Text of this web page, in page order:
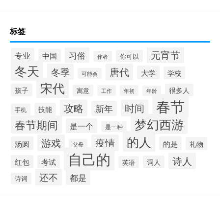
标签
专业 中国 习俗 作者 你可以 元宵节
冬天 冬季 可能会 唐代 大学
学校
孩子
宋代 寓意 工作 年初 年龄 很多人
手机 技能 攻略 新年 时间 春节
春节期间 是一个 是一种 梦幻西游
汤圆 游戏 父母 疫情 的人 的是
礼物
红包
考试 自己的 英语 词人 诗人
诗词 还不 都是